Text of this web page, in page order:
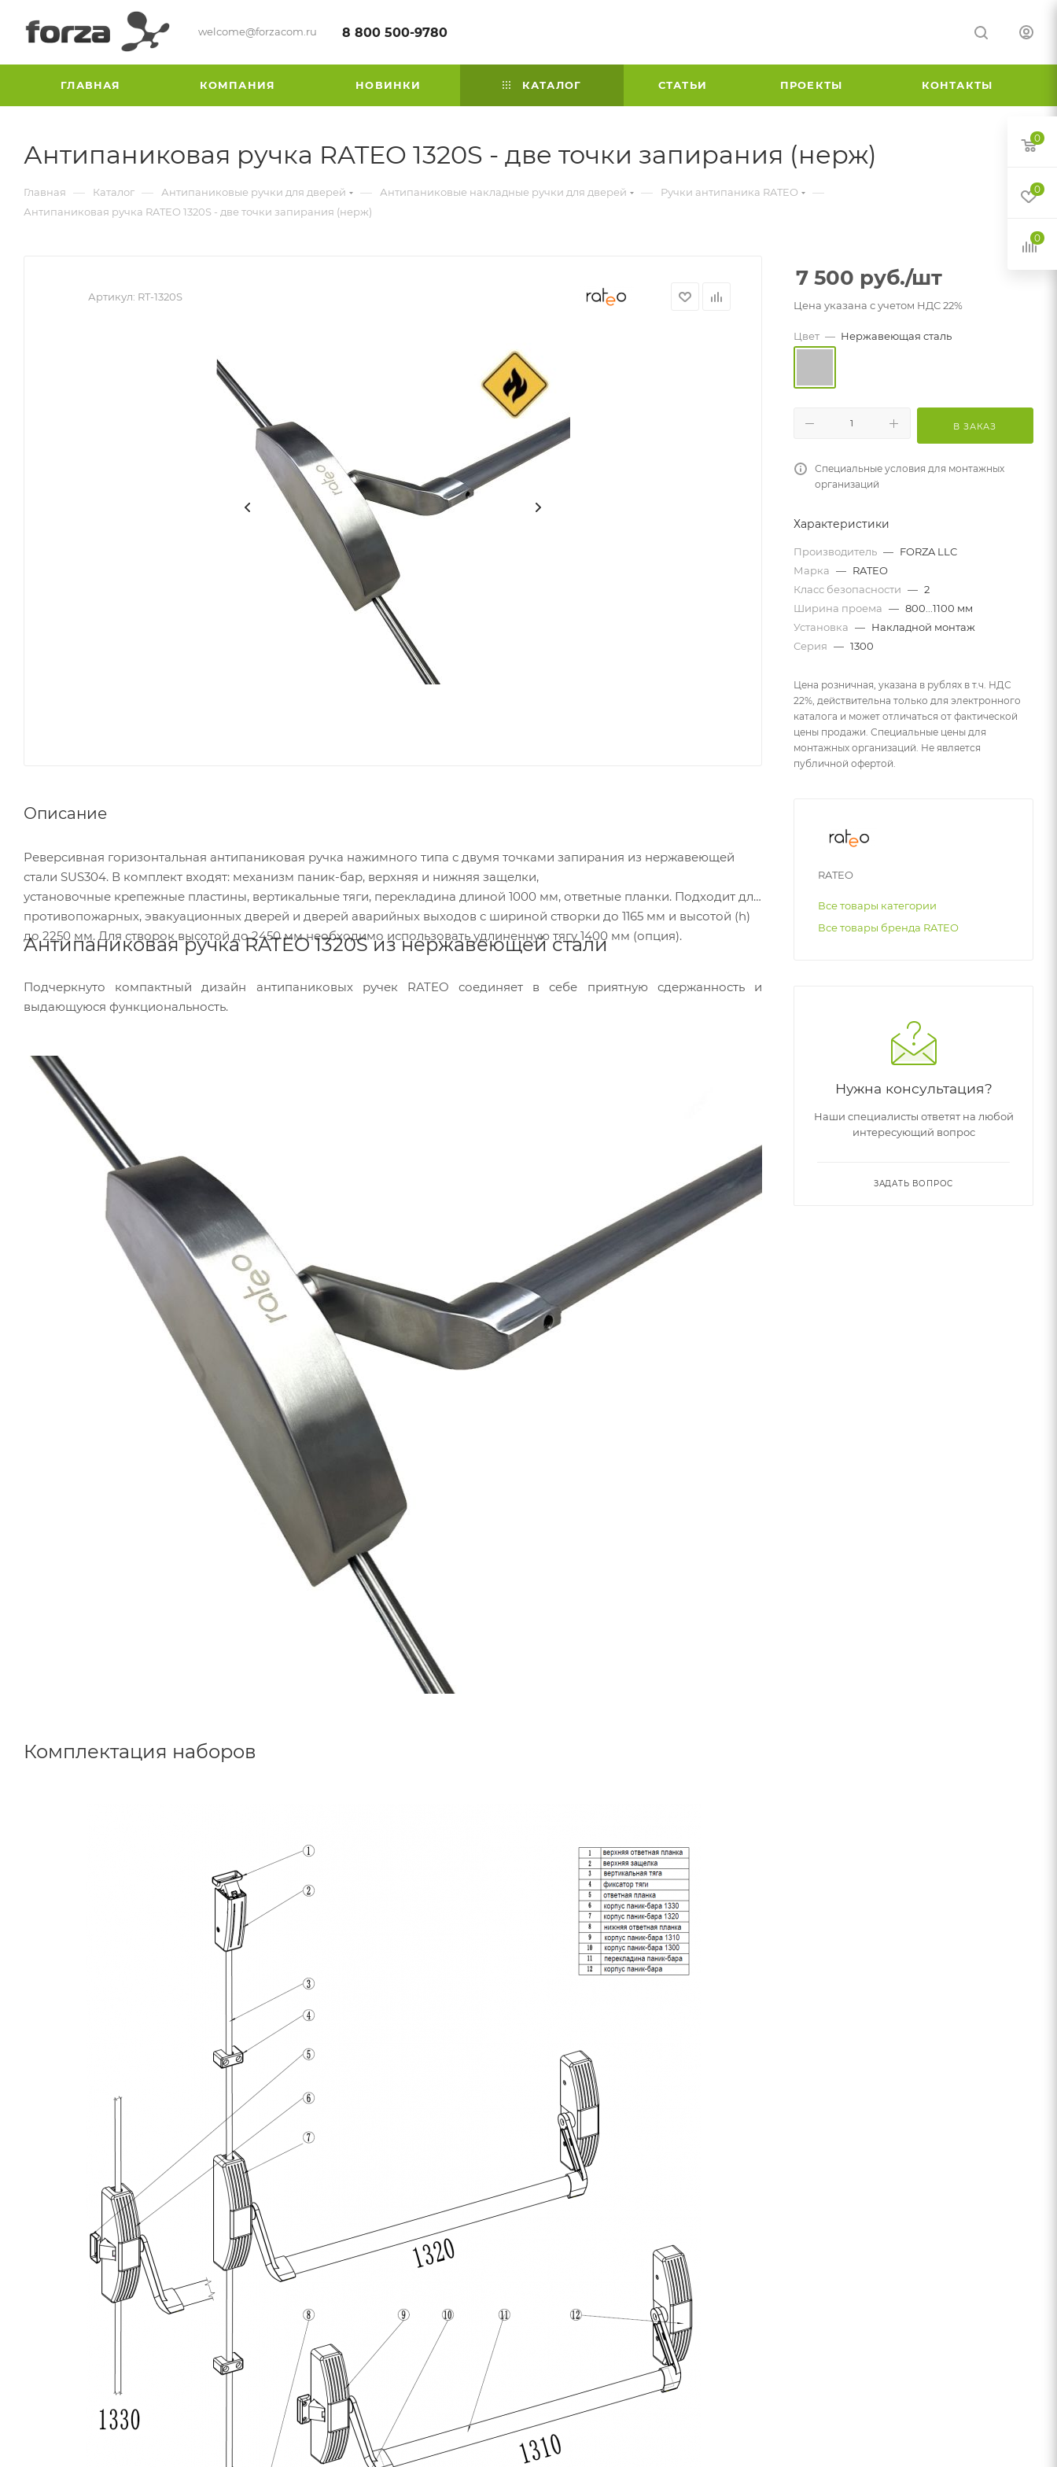
welcome@forzacom.ru 8 800 500-9780
ГЛАВНАЯ КОМПАНИЯ НОВИНКИ КАТАЛОГ СТАТЬИ ПРОЕКТЫ КОНТАКТЫ
Антипаниковая ручка RATEO 1320S - две точки запирания (нерж)
Главная — Каталог — Антипаниковые ручки для дверей — Антипаниковые накладные ручки для дверей — Ручки антипаника RATEO —
Антипаниковая ручка RATEO 1320S - две точки запирания (нерж)
Артикул: RT-1320S
Описание
Реверсивная горизонтальная антипаниковая ручка нажимного типа с двумя точками запирания из нержавеющей
стали SUS304. В комплект входят: механизм паник-бар, верхняя и нижняя защелки,
установочные крепежные пластины, вертикальные тяги, перекладина длиной 1000 мм, ответные планки. Подходит для
противопожарных, эвакуационных дверей и дверей аварийных выходов с шириной створки до 1165 мм и высотой (h)
до 2250 мм. Для створок высотой до 2450 мм необходимо использовать удлиненную тягу 1400 мм (опция).
Антипаниковая ручка RATEO 1320S из нержавеющей стали
Подчеркнуто компактный дизайн антипаниковых ручек RATEO соединяет в себе приятную сдержанность и
выдающуюся функциональность.
Комплектация наборов
7 500 руб./шт
Цена указана с учетом НДС 22%
Цвет — Нержавеющая сталь
В ЗАКАЗ
Специальные условия для монтажных
организаций
Характеристики
Производитель — FORZA LLC
Марка — RATEO
Класс безопасности — 2
Ширина проема — 800...1100 мм
Установка — Накладной монтаж
Серия — 1300
Цена розничная, указана в рублях в т.ч. НДС
22%, действительна только для электронного
каталога и может отличаться от фактической
цены продажи. Специальные цены для
монтажных организаций. Не является
публичной офертой.
RATEO
Все товары категории
Все товары бренда RATEO
Нужна консультация?
Наши специалисты ответят на любой
интересующий вопрос
ЗАДАТЬ ВОПРОС
0
0
0